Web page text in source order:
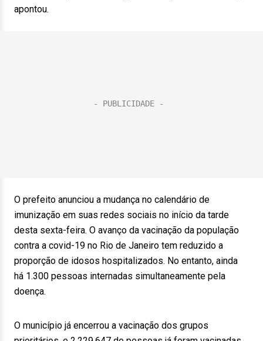
apontou.
O prefeito anunciou a mudança no calendário de
imunização em suas redes sociais no início da tarde
desta sexta-feira. O avanço da vacinação da população
contra a covid-19 no Rio de Janeiro tem reduzido a
proporção de idosos hospitalizados. No entanto, ainda
há 1.300 pessoas internadas simultaneamente pela
doença.
O município já encerrou a vacinação dos grupos